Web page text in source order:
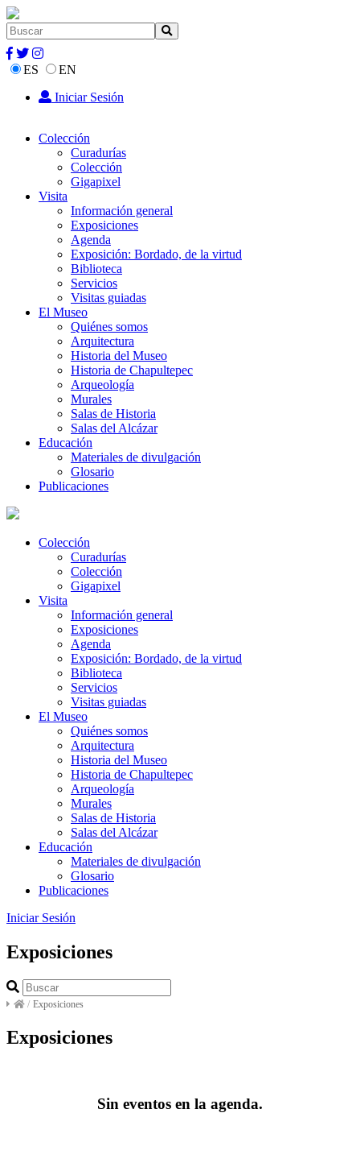
ES
EN
Iniciar Sesión
Colección
Curadurías
Colección
Gigapixel
Visita
Información general
Exposiciones
Agenda
Exposición: Bordado, de la virtud
Biblioteca
Servicios
Visitas guiadas
El Museo
Quiénes somos
Arquitectura
Historia del Museo
Historia de Chapultepec
Arqueología
Murales
Salas de Historia
Salas del Alcázar
Educación
Materiales de divulgación
Glosario
Publicaciones
Colección
Curadurías
Colección
Gigapixel
Visita
Información general
Exposiciones
Agenda
Exposición: Bordado, de la virtud
Biblioteca
Servicios
Visitas guiadas
El Museo
Quiénes somos
Arquitectura
Historia del Museo
Historia de Chapultepec
Arqueología
Murales
Salas de Historia
Salas del Alcázar
Educación
Materiales de divulgación
Glosario
Publicaciones
Iniciar Sesión
Exposiciones
/ Exposiciones
Exposiciones
Sin eventos en la agenda.